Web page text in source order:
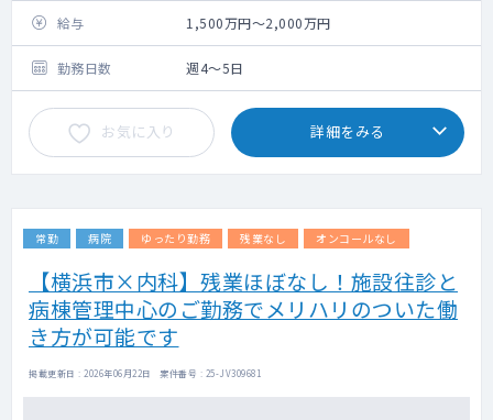
・訪問割合：居宅70～80％、施設20～30％
・訪問件数：居宅7～10件/コマ、施設10名～
15名（1施設）/コマ
・カルテ ：電子カルテ
・主な疾患：慢性期からターミナルまで
・オンコール：週1回（1回あたり手当 平日
45,000円 土日祝85,000円）
出動（平日1～2件程、土日祝
ファーストコールはスタッフ
給与 1,500万円～2,000万円
勤務日数 週4～5日
お気に入り 詳細をみる
常勤 病院 ゆったり勤務 残業なし オンコールなし
【横浜市×内科】残業ほぼなし！施設往診と
病棟管理中心のご勤務でメリハリのついた働
き方が可能です
掲載更新日 : 2026年06月22日 案件番号 : 25-JV309681